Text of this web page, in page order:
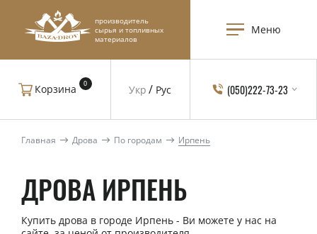
производитель
сырья и топливных
материалов
Меню
Укр Рус
Корзина 0 (050)222-73-23
Главная Дрова По городам Ирпень
ДРОВА ИРПЕНЬ
Купить дрова в городе Ирпень - Ви можете у нас на